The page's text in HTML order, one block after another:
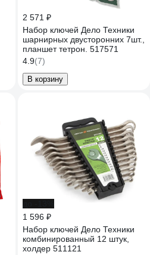
2 571 ₽
Набор ключей Дело Техники
шарнирных двусторонних 7шт.,
планшет тетрон. 517571
4.9(7)
В корзину
1 596 ₽
Набор ключей Дело Техники
комбинированный 12 штук,
холдер 511121